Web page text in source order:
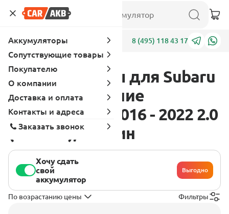
Адреса 8 (495) 118 43 17
Аккумуляторы для Subaru
WRX 1 поколение
[рестайлинг] 2016 - 2022 2.0
(268 л.с.), бензин
Хочу сдать
свой
аккумулятор
Выгодно
По возрастанию цены Фильтры
Аккумуляторы
Сопутствующие товары
Покупателю
О компании
Доставка и оплата
Контакты и адреса
Заказать звонок